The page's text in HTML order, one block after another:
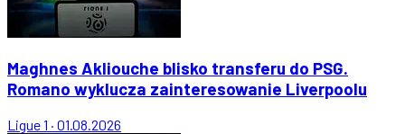
Maghnes Akliouche blisko transferu do PSG.
Romano wyklucza zainteresowanie Liverpoolu
Ligue 1 · 01.08.2026